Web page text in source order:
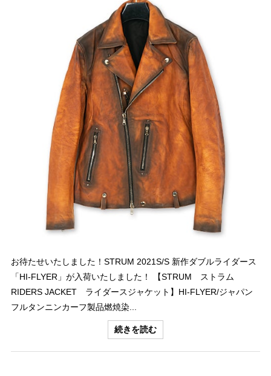
お待たせいたしました！STRUM 2021S/S 新作ダブルライダース
「HI-FLYER」が入荷いたしました！ 【STRUM ストラム
RIDERS JACKET ライダースジャケット】HI-FLYER/ジャパン
フルタンニンカーフ製品燃焼染...
続きを読む